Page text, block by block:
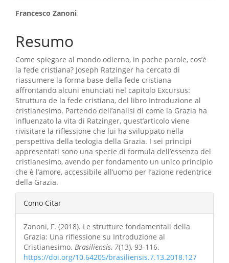
Conteúdo
do
artigo
principal
Francesco Zanoni
Resumo
Come spiegare al mondo odierno, in poche parole, cos’è
la fede cristiana? Joseph Ratzinger ha cercato di
riassumere la forma base della fede cristiana
affrontando alcuni enunciati nel capitolo Excursus:
Struttura de la fede cristiana, del libro Introduzione al
cristianesimo. Partendo dell’analisi di come la Grazia ha
influenzato la vita di Ratzinger, quest’articolo viene
rivisitare la riflessione che lui ha sviluppato nella
perspettiva della teologia della Grazia. I sei principi
appresentati sono una specie di formula dell’essenza del
cristianesimo, avendo per fondamento un unico principio
che è l’amore, accessibile all’uomo per l’azione redentrice
della Grazia.
Detalhes
do
artigo
Como Citar
Zanoni, F. (2018). Le strutture fondamentali della
Grazia: Una riflessione su Introduzione al
Cristianesimo. Brasiliensis, 7(13), 93-116.
https://doi.org/10.64205/brasiliensis.7.13.2018.127